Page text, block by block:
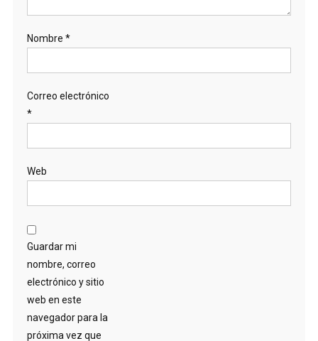
Nombre *
Correo electrónico
*
Web
Guardar mi
nombre, correo
electrónico y sitio
web en este
navegador para la
próxima vez que